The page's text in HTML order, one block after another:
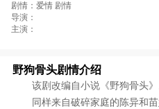
剧情：爱情 剧情
导演：
主演：
野狗骨头剧情介绍
该剧改编自小说《野狗骨头》
同样来自破碎家庭的陈异和